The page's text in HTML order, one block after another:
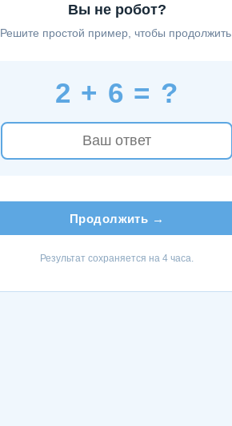
Вы не робот?
Решите простой пример, чтобы продолжить.
2 + 6 = ?
Продолжить →
Результат сохраняется на 4 часа.